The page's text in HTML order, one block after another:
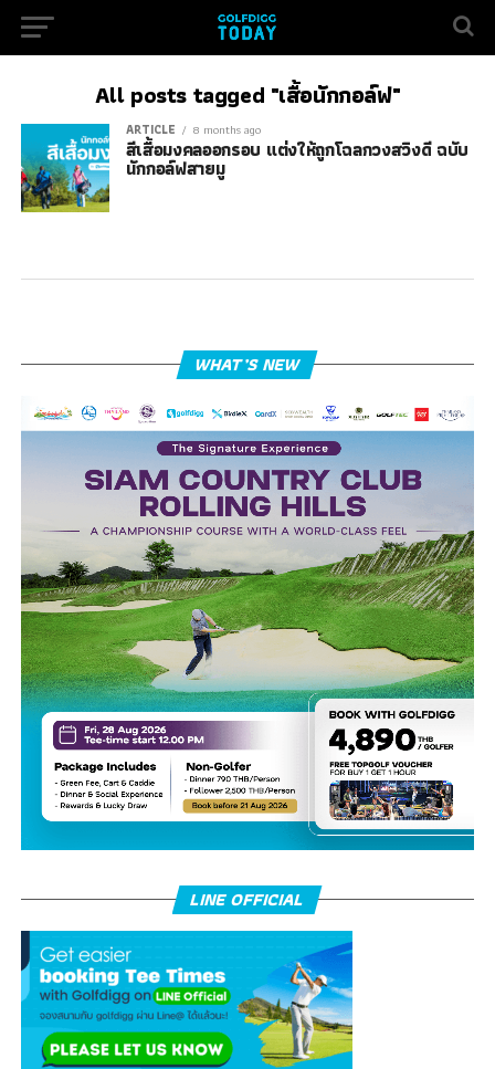
All posts tagged "เสื้อนักกอล์ฟ"
ARTICLE 8 months ago
สีเสื้อมงคลออกรอบ แต่งให้ถูกโฉลกวงสวิงดี ฉบับ
นักกอล์ฟสายมู
WHAT’S NEW
LINE OFFICIAL